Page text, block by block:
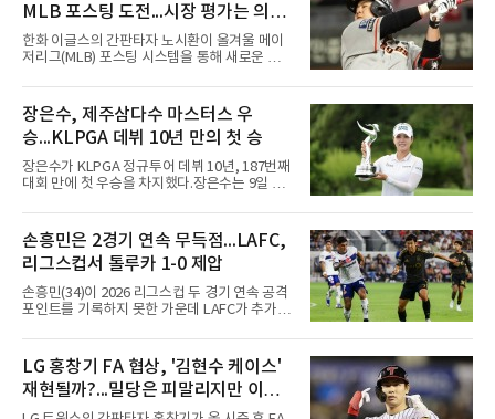
MLB 포스팅 도전...시장 평가는 의외
일 수 있어
한화 이글스의 간판타자 노시환이 올겨울 메이
저리그(MLB) 포스팅 시스템을 통해 새로운 도전
KBO리그 사상 초유의 비FA 다년 계약을 체결하
면서 동시에 해외 진출 가능성을 열어두는 조항
을 포함했다. 국내에서 이미 최고 수준의 대우와
확실한 입지를 확보한 만큼, 이번 메이저리그 도
전은 생존을 건 승부수가 아니다.오히려 잃을 것
이 없는 도전에 가깝다. 노시환은 이미 KBO리그
에서 연평균 약 28억 원에 달하는 대형 계약과
라도 돌아올 곳이 확실하다.그렇다고 포스팅 도
전의 의미가 작아지는 것은 아
장은수, 제주삼다수 마스터스 우
승...KLPGA 데뷔 10년 만의 첫 승
장은수가 KLPGA 정규투어 데뷔 10년, 187번째
대회 만에 첫 우승을 차지했다.장은수는 9일 제
서 열린 제주삼다수 마스터스(총상금 10억원)
최종 4라운드에서 보기 없이 버디 3개를 잡아 합
계 14언더파 274타를 기록했다. 13언더파 275
타 공동 2위 강채연, 문정민을 1타 차로 제치고
우승 상금 1억8천만원을 받았다.2017년 신인왕
출신인 그는 상비군과 국가대표를 거쳤지만
2020시즌 이후 세 차례 정규투어 출전권을 잃고
다 16번 홀(파4)에서 두 번째 샷을 홀 3ｍ에 붙여
버디를 잡고 단독 선두에 나섰다
손흥민은 2경기 연속 무득점...LAFC,
리그스컵서 톨루카 1-0 제압
손흥민(34)이 2026 리그스컵 두 경기 연속 공격
포인트를 기록하지 못한 가운데 LAFC가 추가시
간) 미국 로스앤젤레스 BMO 스타디움에서 열린
멕시코 리가 MX 톨루카와의 조별리그 2차전에
최전방 공격수로 선발 출전했으나 슈팅 없이 후
반 23분 주드 테리와 교체됐다. 북중미 월드컵
이후 MLS 4경기 연속 골을 넣었던 그는 지난 6
LG 홍창기 FA 협상, '김현수 케이스'
재현될까?...밀당은 피말리지만 이적
가능성은 낮아